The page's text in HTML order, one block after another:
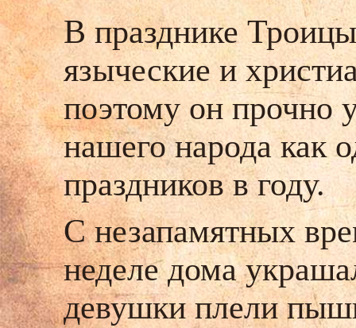
В празднике
языческие и
поэтому он прочно
нашего народа как
праздников в году.
С незапамятных
неделе дома
девушки плели